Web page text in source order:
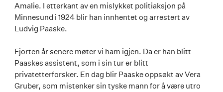
Amalie. I etterkant av en mislykket politiaksjon på
Minnesund i 1924 blir han innhentet og arrestert av
Ludvig Paaske.
Fjorten år senere møter vi ham igjen. Da er han blitt
Paaskes assistent, som i sin tur er blitt
privatetterforsker. En dag blir Paaske oppsøkt av Vera
Gruber, som mistenker sin tyske mann for å være utro